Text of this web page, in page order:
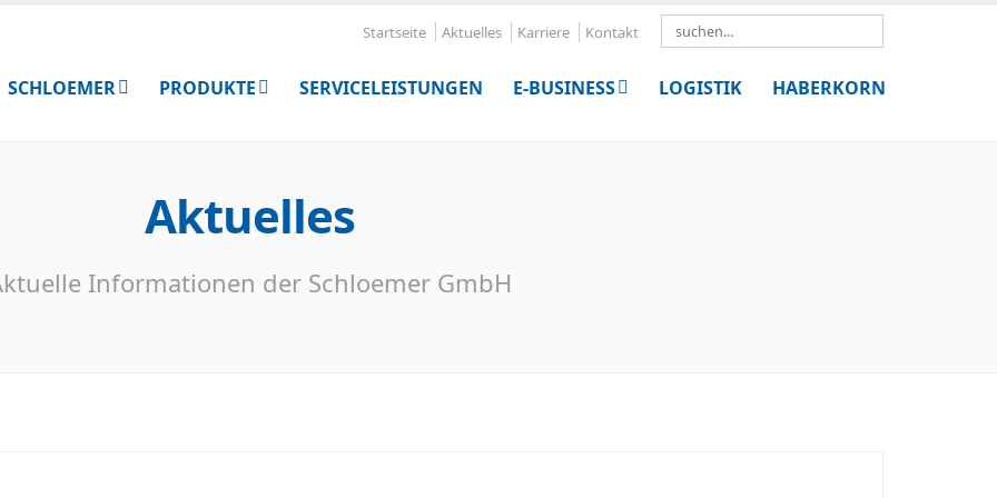
Startseite Aktuelles Karriere Kontakt
SCHLOEMER PRODUKTE SERVICELEISTUNGEN E-BUSINESS LOGISTIK HABERKORN
Aktuelles
Informationen der Schloemer GmbH